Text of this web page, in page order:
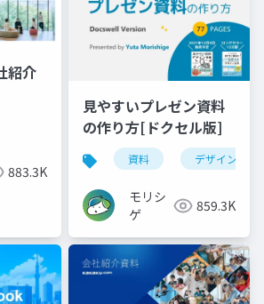
紹介
883.3K
見やすいプレゼン資料
の作り方[ドクセル版]
資料 デザイン
モリシ
ゲ
859.3K